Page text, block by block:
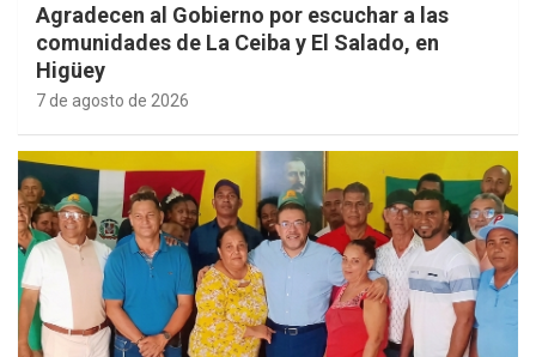
Agradecen al Gobierno por escuchar a las
comunidades de La Ceiba y El Salado, en
Higüey
7 de agosto de 2026